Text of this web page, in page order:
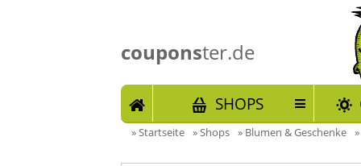
couponster.de
START SHOPS
»Startseite »Shops » Blumen & Geschenke »